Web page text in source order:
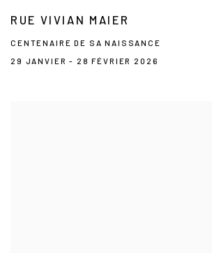
RUE VIVIAN MAIER
CENTENAIRE DE SA NAISSANCE
29 JANVIER - 28 FÉVRIER 2026